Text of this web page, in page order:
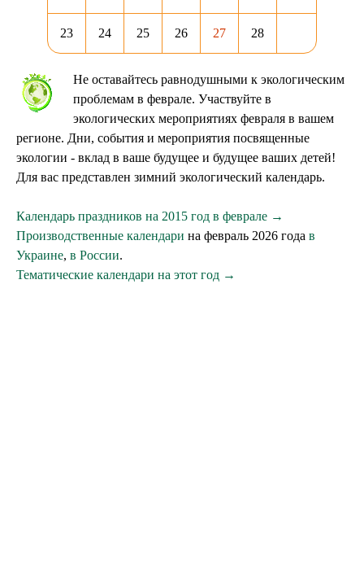
23 24 25 26 27 28
Не оставайтесь равнодушными к экологическим
проблемам в феврале. Участвуйте в
экологических мероприятиях февраля в вашем
регионе. Дни, события и мероприятия посвященные
экологии - вклад в ваше будущее и будущее ваших детей!
Для вас представлен зимний экологический календарь.
Календарь праздников на 2015 год в феврале →
Производственные календари на февраль 2026 года в
Украине, в России.
Тематические календари на этот год →